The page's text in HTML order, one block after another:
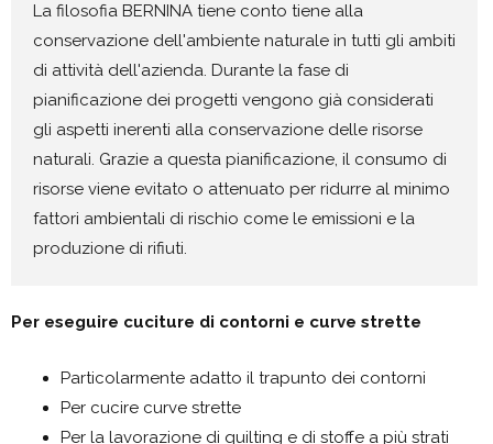
La filosofia BERNINA tiene conto tiene alla
conservazione dell'ambiente naturale in tutti gli ambiti
di attività dell'azienda. Durante la fase di
pianificazione dei progetti vengono già considerati
gli aspetti inerenti alla conservazione delle risorse
naturali. Grazie a questa pianificazione, il consumo di
risorse viene evitato o attenuato per ridurre al minimo
fattori ambientali di rischio come le emissioni e la
produzione di rifiuti.
Per eseguire cuciture di contorni e curve strette
Particolarmente adatto il trapunto dei contorni
Per cucire curve strette
Per la lavorazione di quilting e di stoffe a più strati